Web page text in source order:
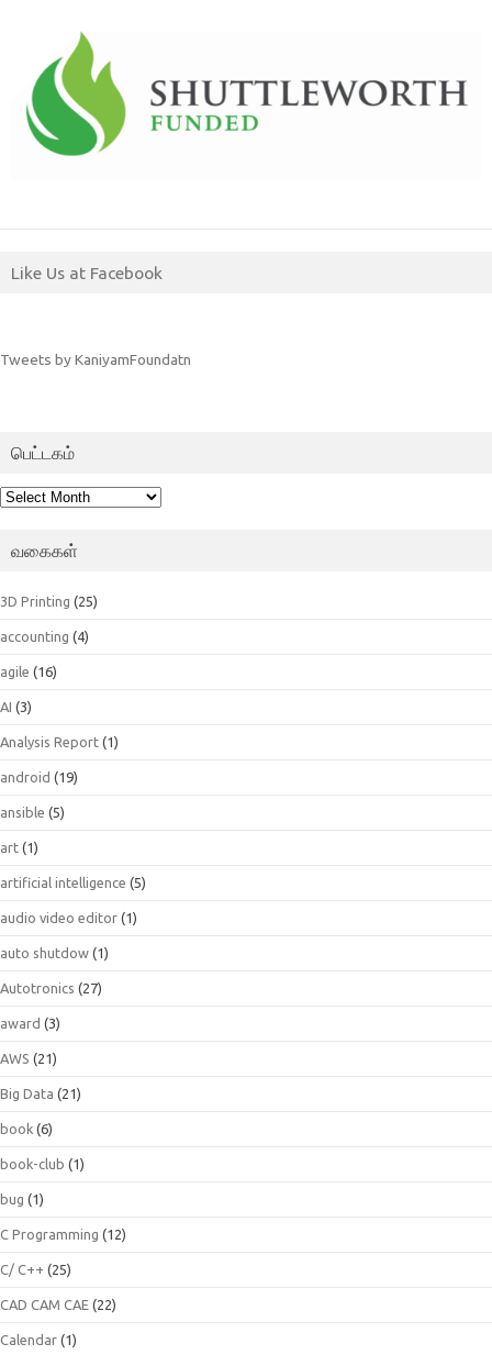
Like Us at Facebook
Tweets by KaniyamFoundatn
பெட்டகம்
பெட்டகம்
வகைகள்
3D Printing (25)
accounting (4)
agile (16)
AI (3)
Analysis Report (1)
android (19)
ansible (5)
art (1)
artificial intelligence (5)
audio video editor (1)
auto shutdow (1)
Autotronics (27)
award (3)
AWS (21)
Big Data (21)
book (6)
book-club (1)
bug (1)
C Programming (12)
C/ C++ (25)
CAD CAM CAE (22)
Calendar (1)